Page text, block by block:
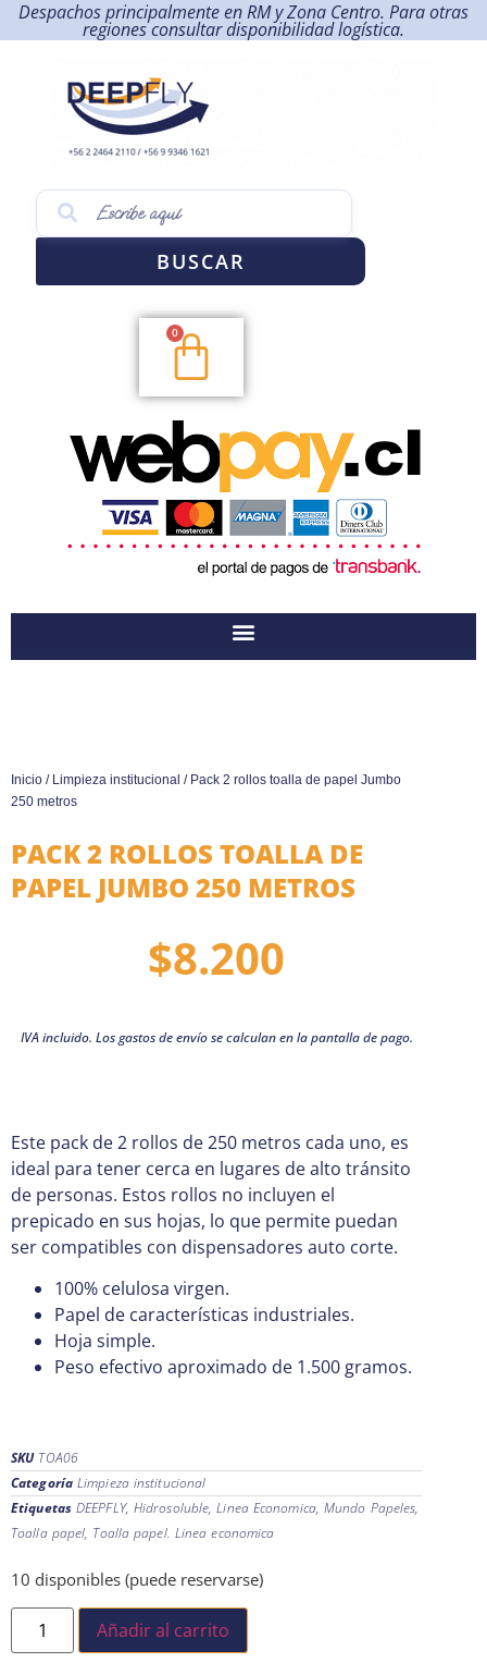
Despachos principalmente en RM y Zona Centro. Para otras
regiones consultar disponibilidad logística.
BUSCAR
0
Inicio / Limpieza institucional / Pack 2 rollos toalla de papel Jumbo
250 metros
PACK 2 ROLLOS TOALLA DE
PAPEL JUMBO 250 METROS
$8.200
IVA incluido. Los gastos de envío se calculan en la pantalla de pago.
Este pack de 2 rollos de 250 metros cada uno, es
ideal para tener cerca en lugares de alto tránsito
de personas. Estos rollos no incluyen el
prepicado en sus hojas, lo que permite puedan
ser compatibles con dispensadores auto corte.
100% celulosa virgen.
Papel de características industriales.
Hoja simple.
Peso efectivo aproximado de 1.500 gramos.
SKU TOA06
Categoría Limpieza institucional
Etiquetas DEEPFLY, Hidrosoluble,Linea Economica,Mundo Papeles,
Toalla papel, Toalla papel. Linea economica
10 disponibles (puede reservarse)
Añadir al carrito